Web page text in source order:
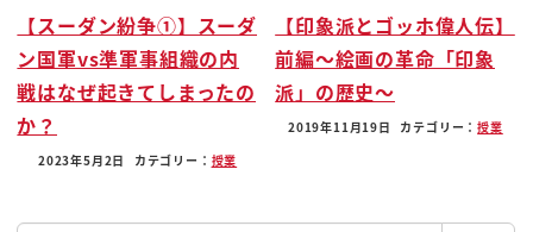
だろう
その技術があればパワーを得なんかに負け
ないんじゃないあっぽよるすごいんじゃ
ねっ
そんなツッコミ論難のんですいいですか
てわざわざ書いてあるんですよ
【スーダン紛争①】スーダ
ン国軍vs準軍事組織の内
戦はなぜ起きてしまったの
か？
2023年5月2日 カテゴリー： 授業
【印象派とゴッホ偉人伝】
前編〜絵画の革命「印象
派」の歴史〜
2019年11月19日 カテゴリー：授業